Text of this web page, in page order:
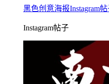
黑色创意海报Instagram
Instagram帖子